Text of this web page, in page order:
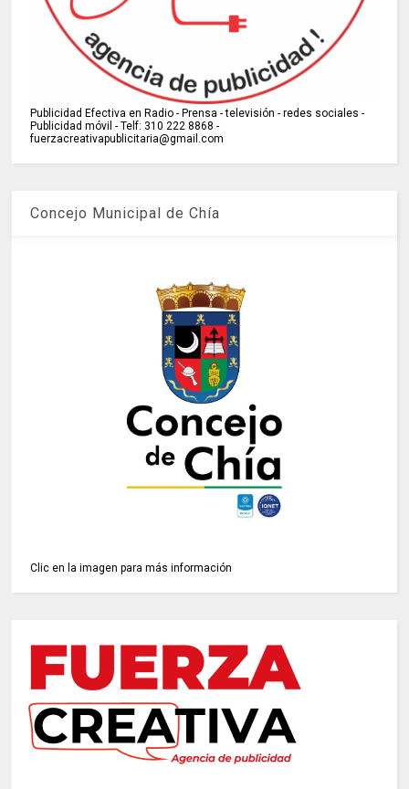
Publicidad Efectiva en Radio - Prensa - televisión - redes sociales -
Publicidad móvil - Telf: 310 222 8868 -
fuerzacreativapublicitaria@gmail.com
Concejo Municipal de Chía
Clic en la imagen para más información